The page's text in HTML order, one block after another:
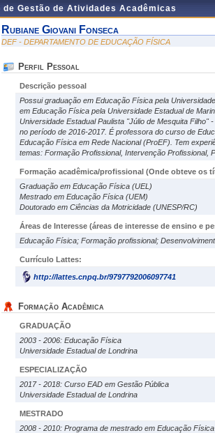
Gestão de Atividades Acadêmicas
Rubiane Giovani Fonseca
DEF - DEPARTAMENTO DE EDUCAÇÃO FÍSICA
Perfil Pessoal
Descrição pessoal
Possui graduação em Educação Física pela
em Educação Física pela Universidade Estadual de
Universidade Estadual Paulista "Júlio de Mesquita Filho"
no período de 2016-2017. É professora do curso de
Educação Física em Rede Nacional (ProEF). Tem
temas: Formação Profissional, Intervenção Profissional,
Formação acadêmica/profissional (Onde obteve os
Graduação em Educação Física (UEL)
Mestrado em Educação Física (UEM)
Doutorado em Ciências da Motricidade (UNESP/RC)
Áreas de Interesse (áreas de interesse de ensino e
Educação Física; Formação profissional;
Currículo Lattes:
http://lattes.cnpq.br/9797792006097741
Formação Acadêmica
GRADUAÇÃO
2003 - 2006: Educação Física
Universidade Estadual de Londrina
ESPECIALIZAÇÃO
2017 - 2018: Curso EAD em Gestão Pública
Universidade Estadual de Londrina
MESTRADO
2008 - 2010: Programa de mestrado em Educação Física